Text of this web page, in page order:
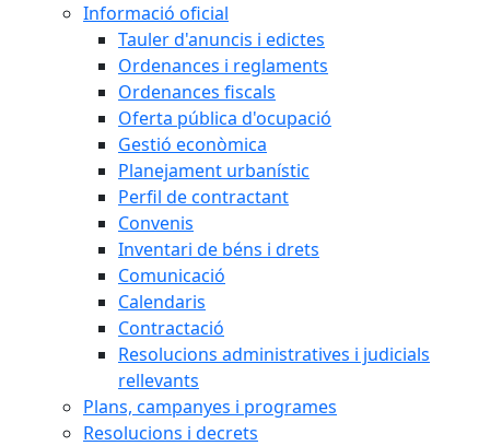
Informació oficial
Tauler d'anuncis i edictes
Ordenances i reglaments
Ordenances fiscals
Oferta pública d'ocupació
Gestió econòmica
Planejament urbanístic
Perfil de contractant
Convenis
Inventari de béns i drets
Comunicació
Calendaris
Contractació
Resolucions administratives i judicials
rellevants
Plans, campanyes i programes
Resolucions i decrets